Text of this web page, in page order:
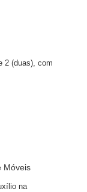
2 (duas), com
Móveis
na